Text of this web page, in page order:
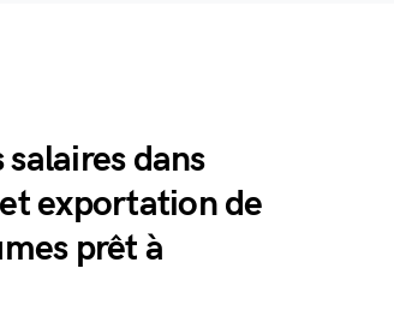
salaires dans
exportation de
prêt à